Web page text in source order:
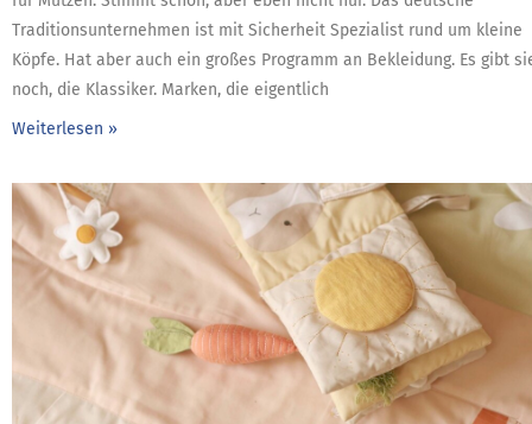
Traditionsunternehmen ist mit Sicherheit Spezialist rund um kleine
Köpfe. Hat aber auch ein großes Programm an Bekleidung. Es gibt
noch, die Klassiker. Marken, die eigentlich
Weiterlesen »